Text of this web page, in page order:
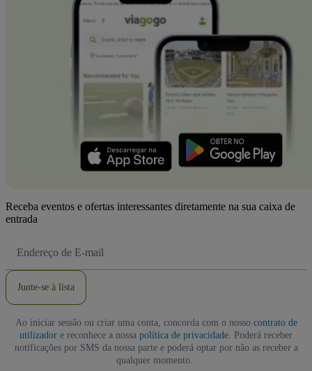
Receba eventos e ofertas interessantes diretamente na sua caixa de
entrada
de
Junte-se à lista
Ao iniciar sessão ou criar uma conta, concorda com o nosso contrato de
utilizador e reconhece a nossa política de privacidade . Poderá receber
notificações por SMS da nossa parte e poderá optar por não as receber a
qualquer momento.